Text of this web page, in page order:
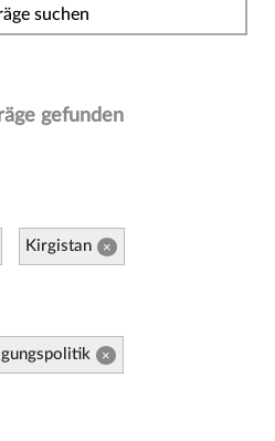
suchen
gefunden
Kirgistan ×
×